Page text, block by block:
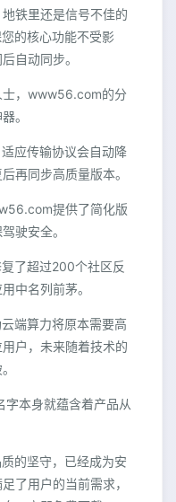
铁里还是信号不佳的
的核心功能不受影
自动同步。
士，www56.com的分
。
应传输协议会自动降
再同步高质量版本。
提供了简化版
驶安全。
了超过200个社区反
中名列前茅。
端算力将原本需要高
户，未来随着技术的
本身就蕴含着产品从
的坚守，已经成为安
了用户的当前需求，